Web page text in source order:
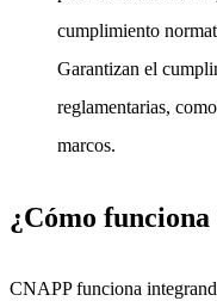
cumplimiento
Garantizan el
reglamentarias,
marcos.
¿Cómo
CNAPP funciona